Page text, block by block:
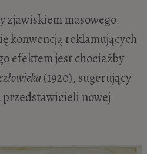
zjawiskiem masowego
konwencją reklamujących
efektem jest chociażby
(1920), sugerujący
nowej